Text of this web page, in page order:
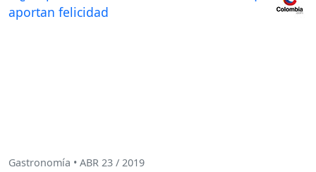
Gastronomía • ABR 23 / 2019